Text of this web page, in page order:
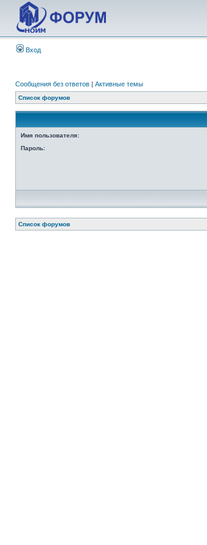
Вход
Сообщения без ответов | Активные темы
Список форумов
Имя пользователя:
Пароль:
Список форумов